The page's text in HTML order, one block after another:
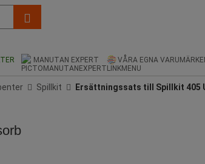
MANUTAN EXPERT VÅRA EGNA
Spillkit Ersättningssats till Spillkit 405